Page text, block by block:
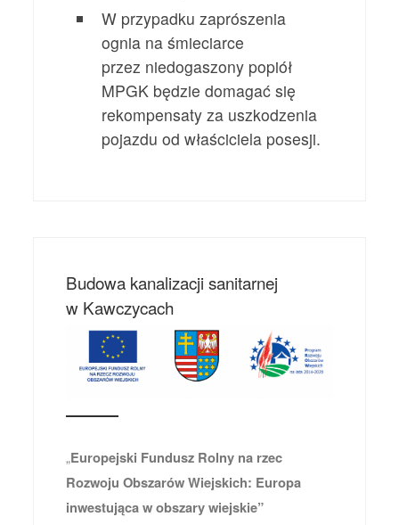
W przypadku zaprószenia
ognia na śmieciarce
przez niedogaszony popiół
MPGK będzie domagać się
rekompensaty za uszkodzenia
pojazdu od właściciela posesji.
Budowa kanalizacji sanitarnej
w Kawczycach
„Europejski Fundusz Rolny na rzec
Rozwoju Obszarów Wiejskich: Europa
inwestująca w obszary wiejskie”